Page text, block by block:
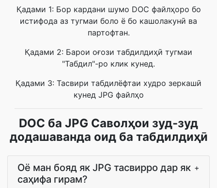
Қадами 1: Бор кардани шумо DOC файлҳоро бо
истифода аз тугмаи боло ё бо кашолакунӣ ва
партофтан.
Қадами 2: Барои оғози табдилдиҳӣ тугмаи
"Табдил"-ро клик кунед.
Қадами 3: Тасвири табдилёфтаи худро зеркашӣ
кунед JPG файлҳо
DOC ба JPG Саволҳои зуд-зуд
додашаванда оид ба табдилдиҳӣ
Оё ман бояд як JPG тасвирро дар як
саҳифа гирам?
+